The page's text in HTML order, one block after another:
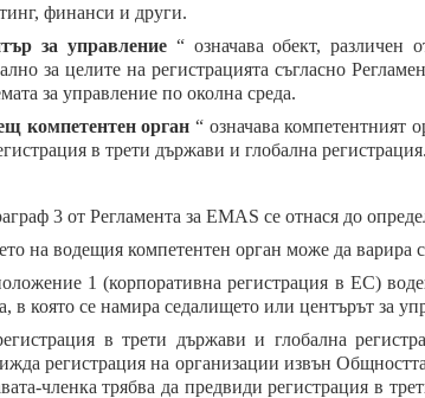
финанси и други.
за управление“ означава обект, различен
за целите на регистрацията съгласно
за управление по околна среда.
компетентен орган “ означава компетентният
в трети държави и глобална регистрация.
3 от Регламента за EMAS се отнася до
на водещия компетентен орган може да варира
1 (корпоративна регистрация в ЕС)
в която се намира седалището или центърът за
в трети държави и глобална
регистрация на организации извън
членка трябва да предвиди регистрация в